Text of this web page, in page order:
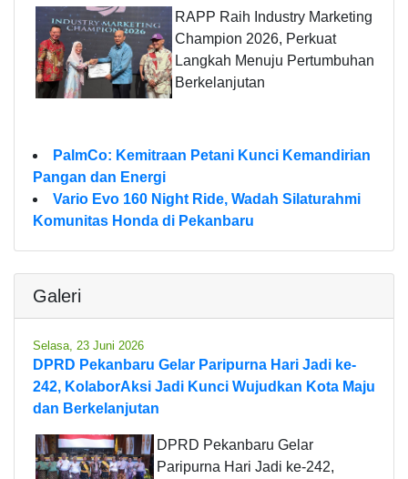
RAPP Raih Industry Marketing
Champion 2026, Perkuat
Langkah Menuju Pertumbuhan
Berkelanjutan
PalmCo: Kemitraan Petani Kunci Kemandirian
Pangan dan Energi
Vario Evo 160 Night Ride, Wadah Silaturahmi
Komunitas Honda di Pekanbaru
Galeri
Selasa, 23 Juni 2026
DPRD Pekanbaru Gelar Paripurna Hari Jadi ke-
242, KolaborAksi Jadi Kunci Wujudkan Kota Maju
dan Berkelanjutan
DPRD Pekanbaru Gelar
Paripurna Hari Jadi ke-242,